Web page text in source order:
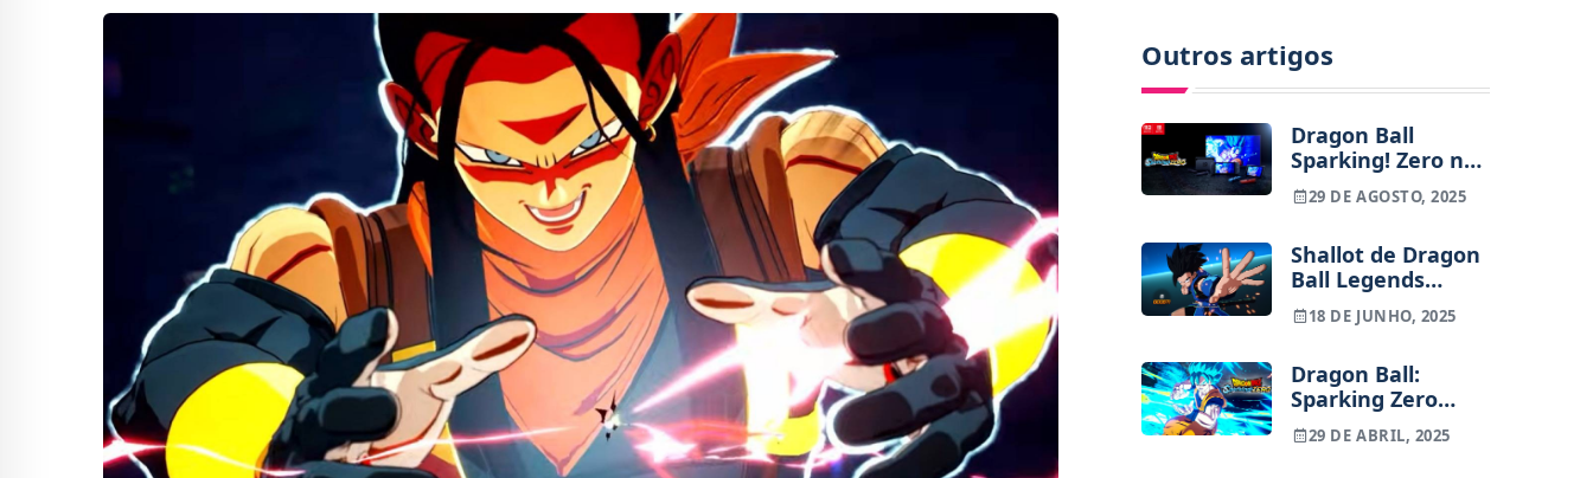
Outros artigos
Dragon Ball
Sparking! Zero na
Switch 2 vai
permitir lançar
com as mãos
29 DE AGOSTO, 2025
Shallot de Dragon
Ball Legends
chega a Dragon
Ball: Sparking!
final de junho
18 DE JUNHO, 2025
Dragon Ball:
Sparking Zero
avistado para a
Nintendo Switch 2
29 DE ABRIL, 2025